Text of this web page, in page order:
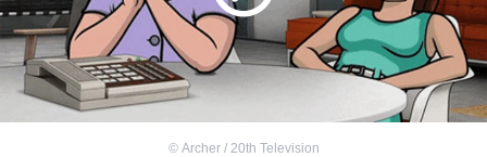
© Archer / 20th Television